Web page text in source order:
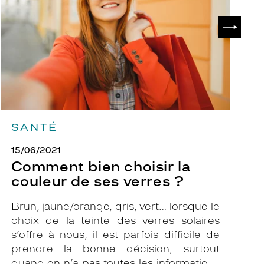
SANTÉ
15/06/2021
Comment bien choisir la
couleur de ses verres ?
Brun, jaune/orange, gris, vert… lorsque le
choix de la teinte des verres solaires
s’offre à nous, il est parfois difficile de
prendre la bonne décision, surtout
couleur
de
verres